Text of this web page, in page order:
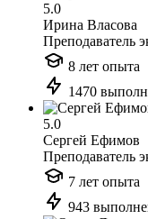
5.0
Ирина Власова
Преподаватель
8 лет опыта
1470
5.0
Сергей Ефимов
Преподаватель
7 лет опыта
943